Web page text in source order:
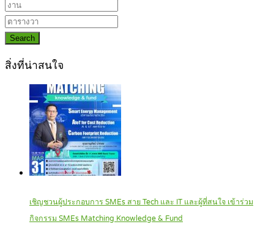
Search
สิ่งที่น่าสนใจ
เชิญชวนผู้ประกอบการ SMEs สาย Tech และ IT และผู้ที่สนใจ เข้าร่วม
กิจกรรม SMEs Matching Knowledge & Fund